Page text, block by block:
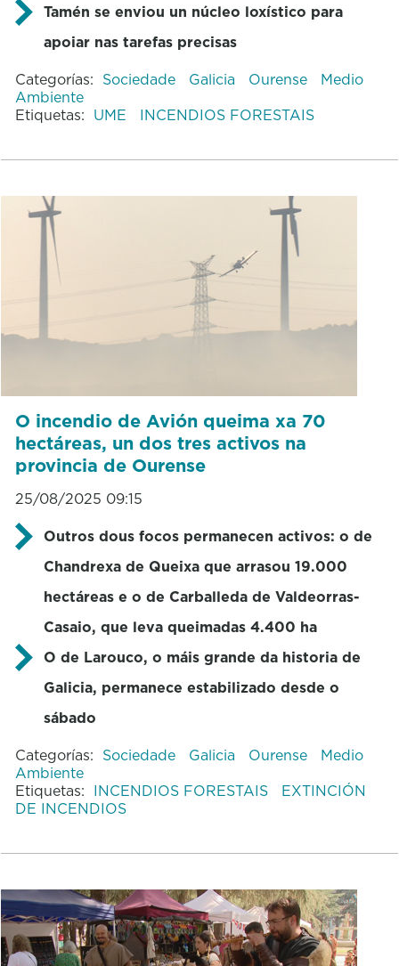
Tamén se enviou un núcleo loxístico para
apoiar nas tarefas precisas
Categorías: Sociedade Galicia Ourense
Medio
Ambiente
Etiquetas: UME INCENDIOS FORESTAIS
O incendio de Avión queima xa 70
hectáreas, un dos tres activos na
provincia de Ourense
25/08/2025 09:15
Outros dous focos permanecen activos: o de
Chandrexa de Queixa que arrasou 19.000
hectáreas e o de Carballeda de Valdeorras-
Casaio, que leva queimadas 4.400 ha
O de Larouco, o máis grande da historia de
Galicia, permanece estabilizado desde o
sábado
Categorías: Sociedade Galicia Ourense
Medio
Ambiente
Etiquetas: INCENDIOS FORESTAIS
EXTINCIÓN
DE INCENDIOS